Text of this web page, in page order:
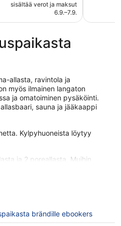
77 €
sisältää verot ja maksut
6.9.–7.9.
allasta, ravintola ja
myös ilmainen langaton
ja omatoiminen pysäköinti.
sauna ja jääkaappi
Kylpyhuoneista löytyy
ja 2 poreallasta. Muihin
sauna.
maksullisia.
Majoituspaikassa on saatavilla
ilmainen omatoiminen
brändille ebookers